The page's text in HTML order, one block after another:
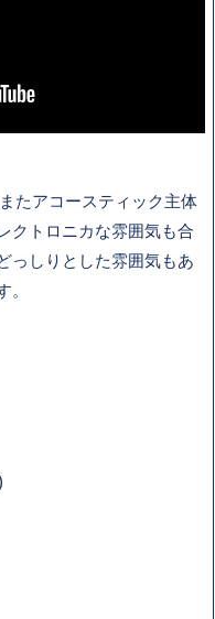
たアコースティック主体
クトロニカな雰囲気も合
っしりとした雰囲気もあ